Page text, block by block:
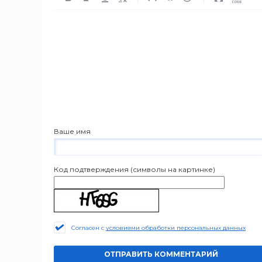
Ваше имя
Код подтверждения (символы на картинке)
Согласен с условиями обработки персональных данных
ОТПРАВИТЬ КОММЕНТАРИЙ